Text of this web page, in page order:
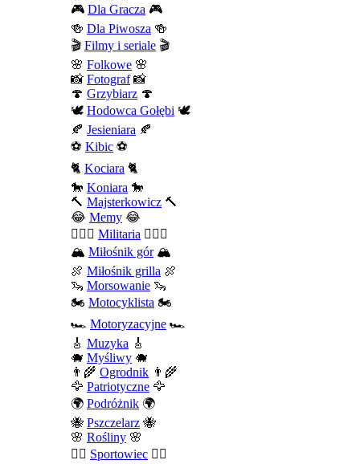
🎮 Dla Gracza 🎮
🍻 Dla Piwosza 🍻
🎬 Filmy i seriale 🎬
🌸 Folkowe 🌸
📸 Fotograf📸
🍄 Grzybiarz 🍄
🕊️ Hodowca Gołębi 🕊️
🍂 Jesieniara 🍂
⚽ Kibic ⚽
🐈 Kociara 🐈
🐎 Koniara 🐎
🔨 Majsterkowicz 🔨
😂 Memy 😂
💂🏻‍♂️ Militaria 💂🏻‍♂️
🏔️ Miłośnik gór🏔️
🍖 Miłośnik grilla 🍖
🦦 Morsowanie 🦦
🏍️ Motocyklista 🏍️
🏎️ Motoryzacyjne 🏎️
🎸 Muzyka 🎸
🐗 Myśliwy 🐗
👨‍🌾 Ogrodnik 👨‍🌾
🦅 Patriotyczne 🦅
🌍 Podróżnik 🌍
🐝 Pszczelarz 🐝
🌸 Rośliny 🌸
🤾‍♀️ Sportowiec 🤾‍♀️